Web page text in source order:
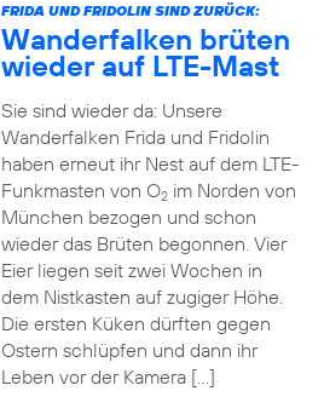
FRIDA UND FRIDOLIN SIND ZURÜCK:
Wanderfalken brüten
wieder auf LTE-Mast
Sie sind wieder da: Unsere
Wanderfalken Frida und Fridolin
haben erneut ihr Nest auf dem LTE-
Funkmasten von O2im Norden von
München bezogen und schon
wieder das Brüten begonnen. Vier
Eier liegen seit zwei Wochen in
dem Nistkasten auf zugiger Höhe.
Die ersten Küken dürften gegen
Ostern schlüpfen und dann ihr
Leben vor der Kamera […]